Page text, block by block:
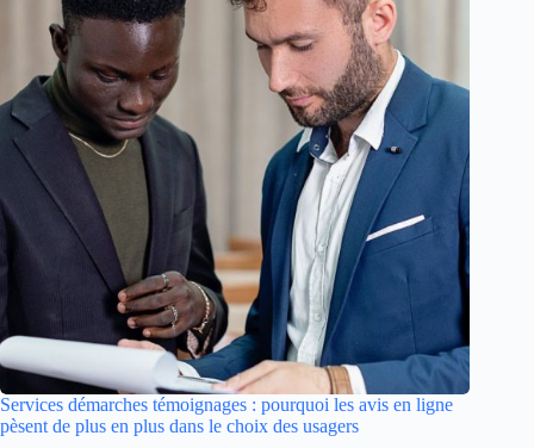
Services démarches témoignages : pourquoi les avis en ligne
pèsent de plus en plus dans le choix des usagers